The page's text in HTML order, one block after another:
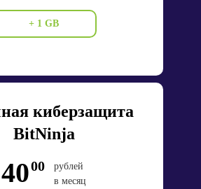
+ 1 GB
киберзащита
BitNinja
4000
рублей
в месяц